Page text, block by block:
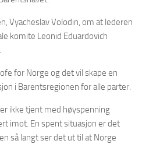
Vyacheslav Volodin, om at lederen
komite Leonid Eduardovich
for Norge og det vil skape en
i Barentsregionen for alle parter.
ikke tjent med høyspenning
imot. En spent situasjon er det
så langt ser det ut til at Norge